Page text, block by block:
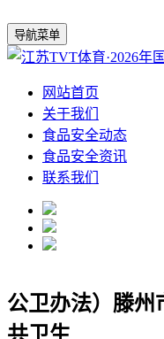
导航菜单
网站首页
关于我们
食品安全动态
食品安全资讯
联系我们
公卫办法）滕州